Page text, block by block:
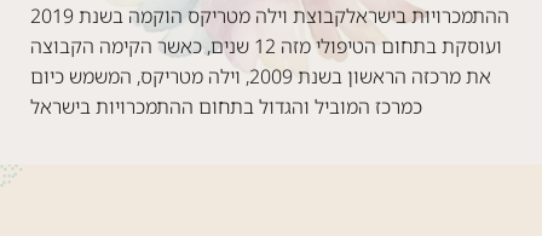
ההתמכרויות בישראלקבוצת וילה מטריקס הוקמה בשנת 2019
ועוסקת בתחום הטיפולי מזה 12 שנים, כאשר הקימה הקבוצה
את מרכזה הראשון בשנת 2009, וילה מטריקס, המשמש כיום
כמרכז המוביל והגדול בתחום ההתמכרויות בישראל